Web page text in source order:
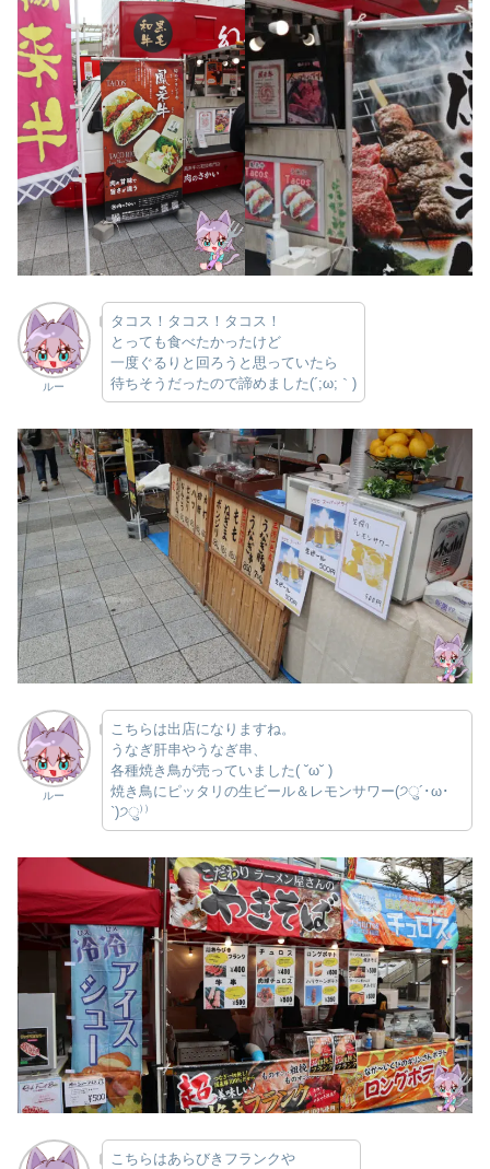
ルー
タコス！タコス！タコス！
とっても食べたかったけど
一度ぐるりと回ろうと思っていたら
待ちそうだったので諦めました(´;ω;｀)
ルー
こちらは出店になりますね。
うなぎ肝串やうなぎ串、
各種焼き鳥が売っていました( ˘ω˘ )
焼き鳥にピッタリの生ビール＆レモンサワー(੭ु´･ω･
`)੭ु⁾⁾
こちらはあらびきフランクや